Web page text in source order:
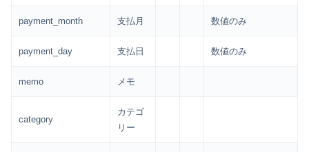
payment_month 支払月 数値のみ
payment_day 支払日 数値のみ
memo メモ
category
カテゴ
リー